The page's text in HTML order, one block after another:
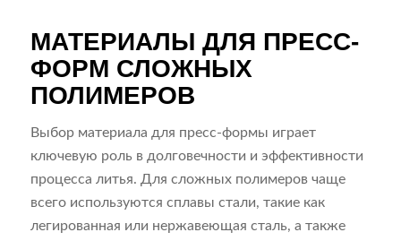
МАТЕРИАЛЫ ДЛЯ ПРЕСС-
ФОРМ СЛОЖНЫХ
ПОЛИМЕРОВ
Выбор материала для пресс-формы играет
ключевую роль в долговечности и эффективности
процесса литья. Для сложных полимеров чаще
всего используются сплавы стали, такие как
легированная или нержавеющая сталь, а также